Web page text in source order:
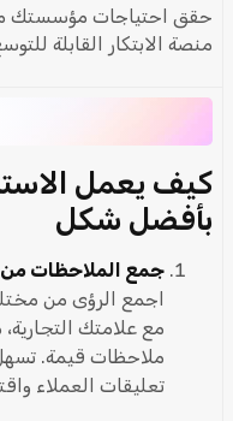
حقق احتياجات مؤسستك
منصة الابتكار القابلة
كيف يعمل
بأفضل شكل
جمع الملاحظات من
اجمع الرؤى من
مع علامتك
تعليقات العملاء